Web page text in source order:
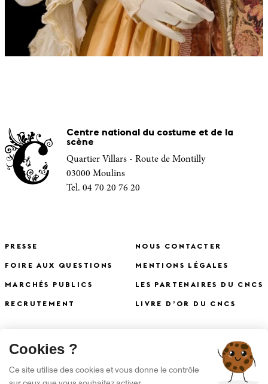
Centre national du costume et de la
scène
Quartier Villars - Route de Montilly
03000 Moulins
Tel. 04 70 20 76 20
PRESSE
FOIRE AUX QUESTIONS
MARCHÉS PUBLICS
RECRUTEMENT
NOUS CONTACTER
MENTIONS LÉGALES
LES PARTENAIRES DU CNCS
LIVRE D’OR DU CNCS
S'INSCRIRE À LA NEWSLETTER
X
Cookies ?
Ce site utilise des cookies et vous donne le contrôle